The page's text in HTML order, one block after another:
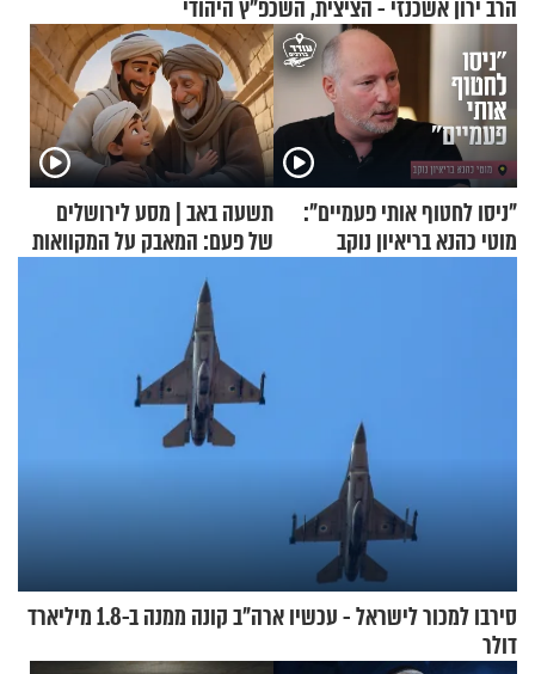
הרב ירון אשכנזי - הציצית, השכפ"ץ היהודי
"ניסו לחטוף אותי פעמיים":
מוטי כהנא בריאיון נוקב
תשעה באב | מסע לירושלים
של פעם: המאבק על המקוואות
סירבו למכור לישראל - עכשיו ארה"ב קונה ממנה ב-1.8 מיליארד
דולר